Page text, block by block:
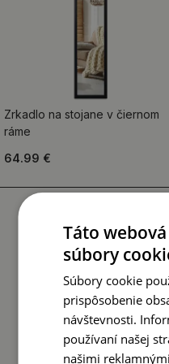
Zrkadlo na stojane v čiernom
ráme
64.99 €
Táto
súbory
Súbory cookie
prispôsobenie
návštevnosti.
používaní našej
našimi